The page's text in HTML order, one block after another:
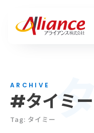
Mission・Vision・
会社概要
ARCHIVE
#タイミー
Tag: タイミー